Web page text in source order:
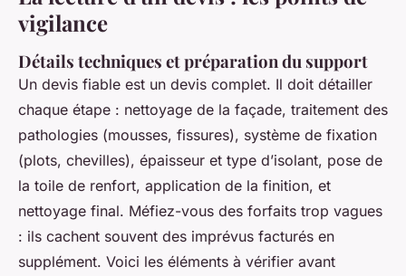
vigilance
Détails techniques et préparation du support
Un devis fiable est un devis complet. Il doit détailler
chaque étape : nettoyage de la façade, traitement des
pathologies (mousses, fissures), système de fixation
(plots, chevilles), épaisseur et type d’isolant, pose de
la toile de renfort, application de la finition, et
nettoyage final. Méfiez-vous des forfaits trop vagues
: ils cachent souvent des imprévus facturés en
supplément. Voici les éléments à vérifier avant